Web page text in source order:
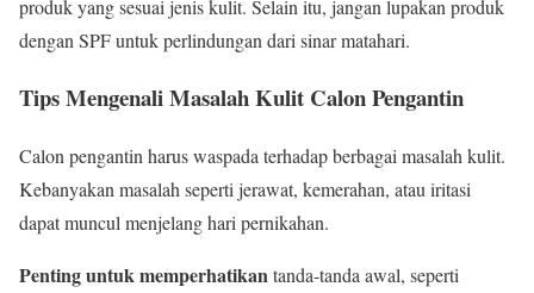
produk yang sesuai jenis kulit. Selain itu, jangan lupakan produk
dengan SPF untuk perlindungan dari sinar matahari.
Tips Mengenali Masalah Kulit Calon Pengantin
Calon pengantin harus waspada terhadap berbagai masalah kulit.
Kebanyakan masalah seperti jerawat, kemerahan, atau iritasi
dapat muncul menjelang hari pernikahan.
Penting untuk memperhatikantanda-tanda awal, seperti